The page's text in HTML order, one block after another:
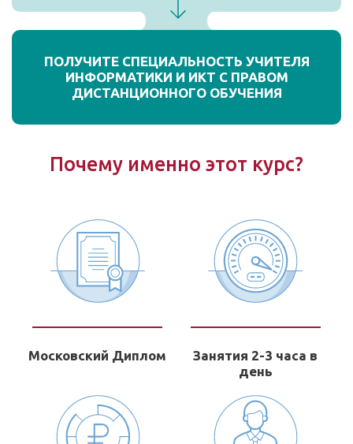
ПОЛУЧИТЕ СПЕЦИАЛЬНОСТЬ УЧИТЕЛЯ
ИНФОРМАТИКИ И ИКТ С ПРАВОМ
ДИСТАНЦИОННОГО ОБУЧЕНИЯ
Почему именно этот курс?
Московский Диплом
Занятия 2-3 часа в
день